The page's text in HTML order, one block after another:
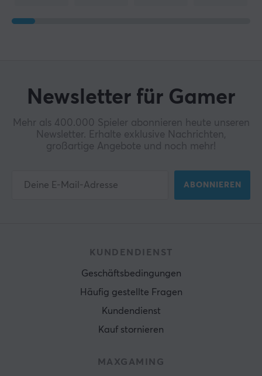
Newsletter für Gamer
Mehr als 400.000 Spieler abonnieren heute unseren
Newsletter. Erhalte exklusive Nachrichten,
großartige Angebote und noch mehr!
ABONNIEREN
KUNDENDIENST
Geschäftsbedingungen
Häufig gestellte Fragen
Kundendienst
Kauf stornieren
MAXGAMING